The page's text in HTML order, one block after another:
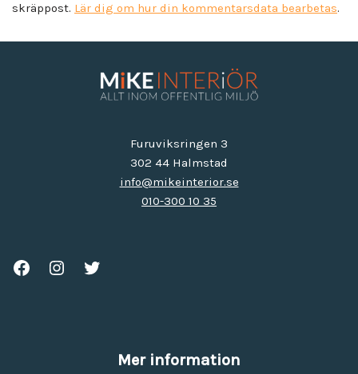
skräppost. Lär dig om hur din kommentarsdata bearbetas.
Furuviksringen 3
302 44 Halmstad
info@mikeinterior.se
010-300 10 35
Mer information